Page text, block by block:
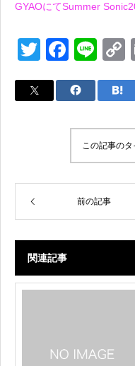
GYAOにてSummer
T
tt
F
c
o
o
k
Li
e
この記事の
前の記事
関連記事